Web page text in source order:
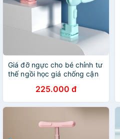
Giá đỡ ngực cho bé chỉnh tư
thế ngồi học giá chống cận
225.000 đ